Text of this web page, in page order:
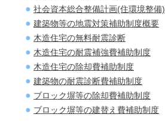
社会資本総合整備計画(住環境整備)
建築物等の地震対策補助制度概要
木造住宅の無料耐震診断
木造住宅の耐震補強費補助制度
木造住宅の除却費補助制度
建築物の耐震診断費補助制度
ブロック塀等の除却費補助制度
ブロック塀等の建替え費補助制度